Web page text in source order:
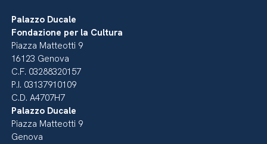
Palazzo Ducale
Fondazione per la Cultura
Piazza Matteotti 9
16123 Genova
C.F. 03288320157
P.I. 03137910109
C.D. A4707H7
Palazzo Ducale
Piazza Matteotti 9
Genova